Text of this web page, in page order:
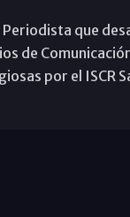
Periodista que
de
por el ISCR